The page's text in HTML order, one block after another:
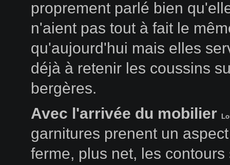
proprement parlé bien
n'aient pas tout à fait le
qu'aujourd'hui mais elles
déjà à retenir les coussins
bergères.
Avec l'arrivée du mobilier
garnitures prenent un
ferme, plus net, les contours